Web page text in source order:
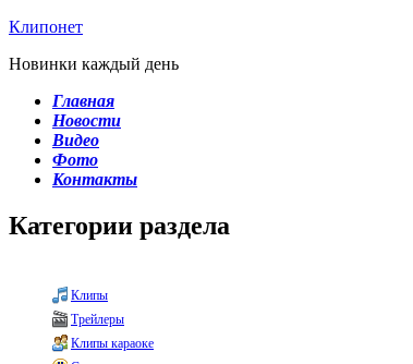
Клипонет
Новинки каждый день
Главная
Новости
Видео
Фото
Контакты
Категории раздела
Клипы
Трейлеры
Клипы караоке